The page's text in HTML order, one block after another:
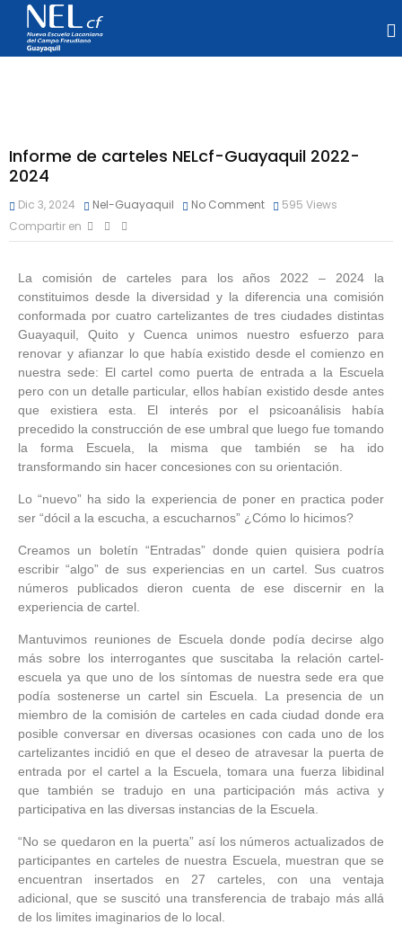
Informe de carteles NELcf-Guayaquil 2022-
2024
Dic 3, 2024 Nel-Guayaquil No Comment 595 Views
Compartir en
La comisión de carteles para los años 2022 – 2024 la
constituimos desde la diversidad y la diferencia una comisión
conformada por cuatro cartelizantes de tres ciudades distintas
Guayaquil, Quito y Cuenca unimos nuestro esfuerzo para
renovar y afianzar lo que había existido desde el comienzo en
nuestra sede: El cartel como puerta de entrada a la Escuela
pero con un detalle particular, ellos habían existido desde antes
que existiera esta. El interés por el psicoanálisis había
precedido la construcción de ese umbral que luego fue tomando
la forma Escuela, la misma que también se ha ido
transformando sin hacer concesiones con su orientación.
Lo “nuevo” ha sido la experiencia de poner en practica poder
ser “dócil a la escucha, a escucharnos” ¿Cómo lo hicimos?
Creamos un boletín “Entradas” donde quien quisiera podría
escribir “algo” de sus experiencias en un cartel. Sus cuatros
números publicados dieron cuenta de ese discernir en la
experiencia de cartel.
Mantuvimos reuniones de Escuela donde podía decirse algo
más sobre los interrogantes que suscitaba la relación cartel-
escuela ya que uno de los síntomas de nuestra sede era que
podía sostenerse un cartel sin Escuela. La presencia de un
miembro de la comisión de carteles en cada ciudad donde era
posible conversar en diversas ocasiones con cada uno de los
cartelizantes incidió en que el deseo de atravesar la puerta de
entrada por el cartel a la Escuela, tomara una fuerza libidinal
que también se tradujo en una participación más activa y
participativa en las diversas instancias de la Escuela.
“No se quedaron en la puerta” así los números actualizados de
participantes en carteles de nuestra Escuela, muestran que se
encuentran insertados en 27 carteles, con una ventaja
adicional, que se suscitó una transferencia de trabajo más allá
de los limites imaginarios de lo local.